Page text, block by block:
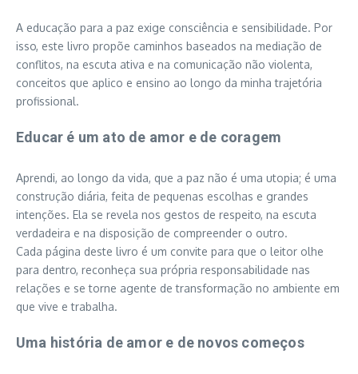
A educação para a paz exige consciência e sensibilidade. Por
isso, este livro propõe caminhos baseados na mediação de
conflitos, na escuta ativa e na comunicação não violenta,
conceitos que aplico e ensino ao longo da minha trajetória
profissional.
Educar é um ato de amor e de coragem
Aprendi, ao longo da vida, que a paz não é uma utopia; é uma
construção diária, feita de pequenas escolhas e grandes
intenções. Ela se revela nos gestos de respeito, na escuta
verdadeira e na disposição de compreender o outro.
Cada página deste livro é um convite para que o leitor olhe
para dentro, reconheça sua própria responsabilidade nas
relações e se torne agente de transformação no ambiente em
que vive e trabalha.
Uma história de amor e de novos começos